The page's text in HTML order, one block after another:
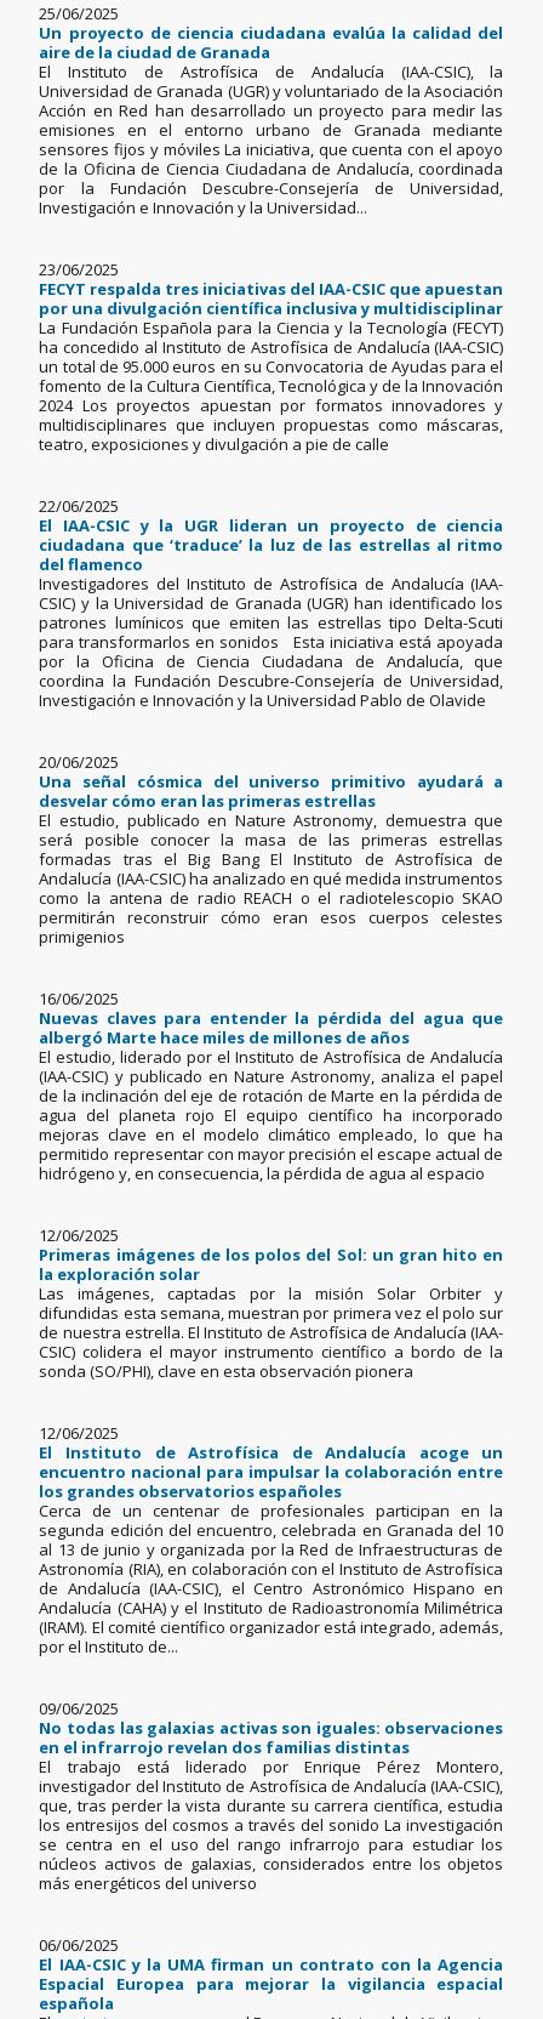
25/06/2025
Un proyecto de ciencia ciudadana evalúa la calidad del
aire de la ciudad de Granada
El Instituto de Astrofísica de Andalucía (IAA-CSIC), la
Universidad de Granada (UGR) y voluntariado de la Asociación
Acción en Red han desarrollado un proyecto para medir las
emisiones en el entorno urbano de Granada mediante
sensores fijos y móviles La iniciativa, que cuenta con el apoyo
de la Oficina de Ciencia Ciudadana de Andalucía, coordinada
por la Fundación Descubre-Consejería de Universidad,
Investigación e Innovación y la Universidad...
23/06/2025
FECYT respalda tres iniciativas del IAA-CSIC que apuestan
por una divulgación científica inclusiva y multidisciplinar
La Fundación Española para la Ciencia y la Tecnología (FECYT)
ha concedido al Instituto de Astrofísica de Andalucía (IAA-CSIC)
un total de 95.000 euros en su Convocatoria de Ayudas para el
fomento de la Cultura Científica, Tecnológica y de la Innovación
2024 Los proyectos apuestan por formatos innovadores y
multidisciplinares que incluyen propuestas como máscaras,
teatro, exposiciones y divulgación a pie de calle
22/06/2025
El IAA-CSIC y la UGR lideran un proyecto de ciencia
ciudadana que ‘traduce’ la luz de las estrellas al ritmo
del flamenco
Investigadores del Instituto de Astrofísica de Andalucía (IAA-
CSIC) y la Universidad de Granada (UGR) han identificado los
patrones lumínicos que emiten las estrellas tipo Delta-Scuti
para transformarlos en sonidos Esta iniciativa está apoyada
por la Oficina de Ciencia Ciudadana de Andalucía, que
coordina la Fundación Descubre-Consejería de Universidad,
Investigación e Innovación y la Universidad Pablo de Olavide
20/06/2025
Una señal cósmica del universo primitivo ayudará a
desvelar cómo eran las primeras estrellas
El estudio, publicado en Nature Astronomy, demuestra que
será posible conocer la masa de las primeras estrellas
formadas tras el Big Bang El Instituto de Astrofísica de
Andalucía (IAA-CSIC) ha analizado en qué medida instrumentos
como la antena de radio REACH o el radiotelescopio SKAO
permitirán reconstruir cómo eran esos cuerpos celestes
primigenios
16/06/2025
Nuevas claves para entender la pérdida del agua que
albergó Marte hace miles de millones de años
El estudio, liderado por el Instituto de Astrofísica de Andalucía
(IAA-CSIC) y publicado en Nature Astronomy, analiza el papel
de la inclinación del eje de rotación de Marte en la pérdida de
agua del planeta rojo El equipo científico ha incorporado
mejoras clave en el modelo climático empleado, lo que ha
permitido representar con mayor precisión el escape actual de
hidrógeno y, en consecuencia, la pérdida de agua al espacio
12/06/2025
Primeras imágenes de los polos del Sol: un gran hito en
la exploración solar
Las imágenes, captadas por la misión Solar Orbiter y
difundidas esta semana, muestran por primera vez el polo sur
de nuestra estrella. El Instituto de Astrofísica de Andalucía (IAA-
CSIC) colidera el mayor instrumento científico a bordo de la
sonda (SO/PHI), clave en esta observación pionera
12/06/2025
El Instituto de Astrofísica de Andalucía acoge un
encuentro nacional para impulsar la colaboración entre
los grandes observatorios españoles
Cerca de un centenar de profesionales participan en la
segunda edición del encuentro, celebrada en Granada del 10
al 13 de junio y organizada por la Red de Infraestructuras de
Astronomía (RIA), en colaboración con el Instituto de Astrofísica
de Andalucía (IAA-CSIC), el Centro Astronómico Hispano en
Andalucía (CAHA) y el Instituto de Radioastronomía Milimétrica
(IRAM). El comité científico organizador está integrado, además,
por el Instituto de...
09/06/2025
No todas las galaxias activas son iguales: observaciones
en el infrarrojo revelan dos familias distintas
El trabajo está liderado por Enrique Pérez Montero,
investigador del Instituto de Astrofísica de Andalucía (IAA-CSIC),
que, tras perder la vista durante su carrera científica, estudia
los entresijos del cosmos a través del sonido La investigación
se centra en el uso del rango infrarrojo para estudiar los
núcleos activos de galaxias, considerados entre los objetos
más energéticos del universo
06/06/2025
El IAA-CSIC y la UMA firman un contrato con la Agencia
Espacial Europea para mejorar la vigilancia espacial
española